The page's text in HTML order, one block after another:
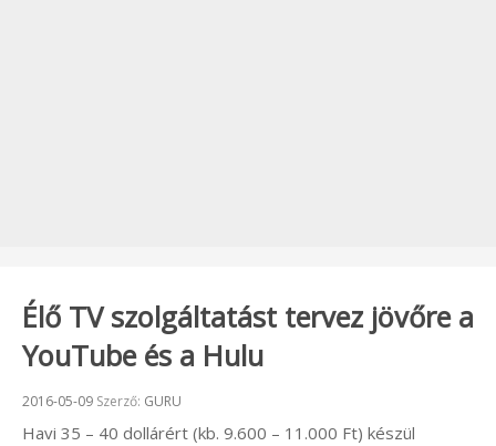
Élő TV szolgáltatást tervez jövőre a
YouTube és a Hulu
Beküldve:
2016-05-09 Szerző: GURU
Havi 35 – 40 dollárért (kb. 9.600 – 11.000 Ft) készül